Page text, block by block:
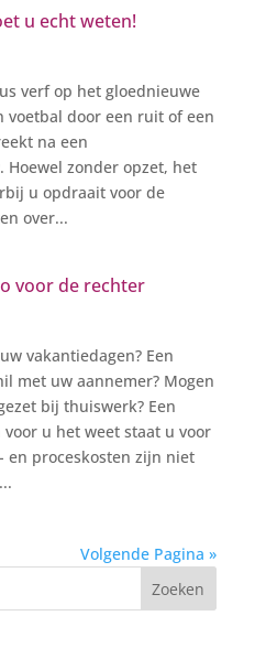
u echt weten!
verf op het gloednieuwe
voetbal door een ruit of een
na een
zonder opzet, het
u opdraait voor de
over...
voor de rechter
vakantiedagen? Een
met uw aannemer? Mogen
bij thuiswerk? Een
u het weet staat u voor
en proceskosten zijn niet
Volgende Pagina »